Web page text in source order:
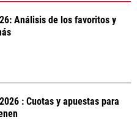
Análisis de los favoritos y
: Cuotas y apuestas para